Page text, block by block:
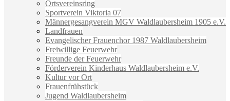
Ortsvereinsring
Sportverein Viktoria 07
Männergesangverein MGV Waldlaubersheim 1905 e.V.
Landfrauen
Evangelischer Frauenchor 1987 Waldlaubersheim
Freiwillige Feuerwehr
Freunde der Feuerwehr
Förderverein Kinderhaus Waldlaubersheim e.V.
Kultur vor Ort
Frauenfrühstück
Jugend Waldlaubersheim